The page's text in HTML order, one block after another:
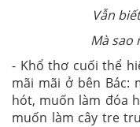
Vẫn
Mà sao
- Khổ thơ cuối thể
mãi mãi ở bên Bác:
hót, muốn làm đóa
muốn làm cây tre